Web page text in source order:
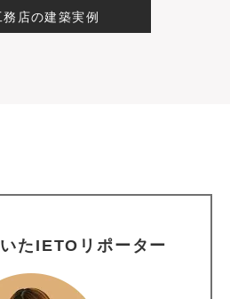
務店の建築実例
たIETOリポーター